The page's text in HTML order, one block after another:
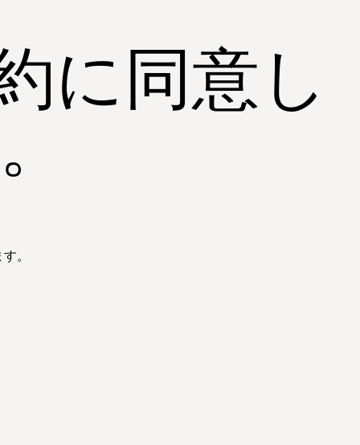
に同意し
。